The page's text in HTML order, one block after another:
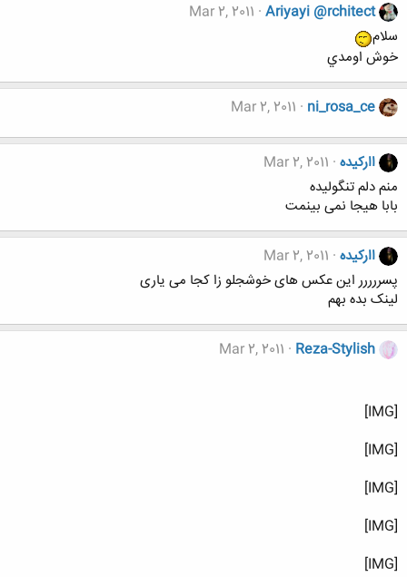
Ariyayi @rchitect
Mar 2, 2011
سلام
خوش اومدي
ni_rosa_ce
Mar 2, 2011
اارکیده Mar 2, 2011
منم دلم تنگولیده
بابا هیجا نمی بینمت
اارکیده Mar 2, 2011
پسررررر این عکس های خوشجلو زا کجا می یاری
لینک بده بهم
Reza-Stylish
Mar 2, 2011
[IMG]
[IMG]
[IMG]
[IMG]
[IMG]